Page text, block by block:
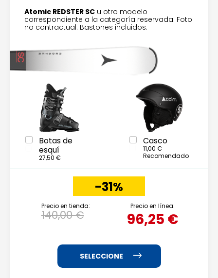
Atomic REDSTER SC u otro modelo
correspondiente a la categoría reservada. Foto
no contractual. Bastones incluidos.
Botas de
esquí
27,50 €
Casco
11,00 €
Recomendado
-31%
Precio en tienda:
140,00 €
Precio en línea:
96,25 €